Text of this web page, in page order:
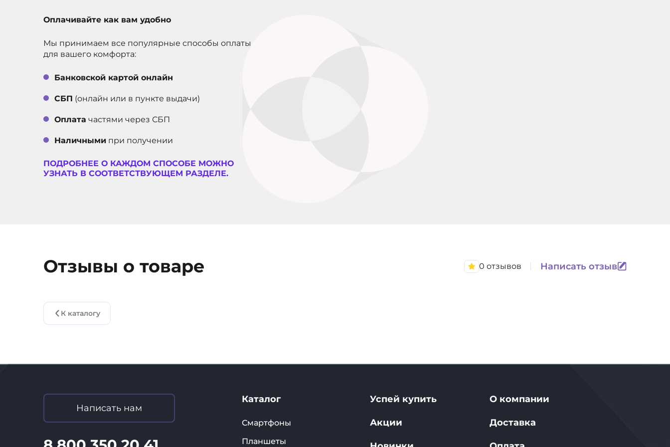
Оплачивайте как вам удобно
Мы принимаем все популярные способы оплаты
для вашего комфорта:
Банковской картой онлайн
СБП (онлайн или в пункте выдачи)
Оплата частями через СБП
Наличными при получении
ПОДРОБНЕЕ О КАЖДОМ СПОСОБЕ МОЖНО
УЗНАТЬ В СООТВЕТСТВУЮЩЕМ РАЗДЕЛЕ.
Отзывы о товаре 0 отзывов Написать отзыв
К каталогу
Написать нам
Каталог
Смартфоны
Планшеты
Успей купить
Акции
О компании
Доставка